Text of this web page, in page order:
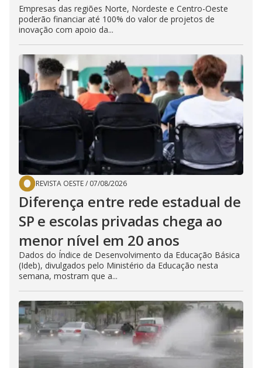
Empresas das regiões Norte, Nordeste e Centro-Oeste
poderão financiar até 100% do valor de projetos de
inovação com apoio da...
REVISTA OESTE/ 07/08/2026
Diferença entre rede estadual de
SP e escolas privadas chega ao
menor nível em 20 anos
Dados do Índice de Desenvolvimento da Educação Básica
(Ideb), divulgados pelo Ministério da Educação nesta
semana, mostram que a...